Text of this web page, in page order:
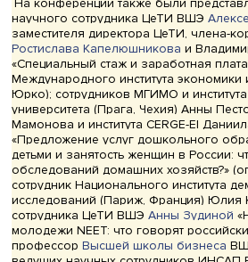
В условиях низкого доверия
значительную роль в
инфекции сыграла
категорий работников, чья
регулярными контактами с
образовании, здравоохранении,
октябрю обязательную
большинство регионов.
Работодатели мотивировали
положительными стимулами —
времени, организацией
отрицательными — отстранением
работ вплоть до увольнения,